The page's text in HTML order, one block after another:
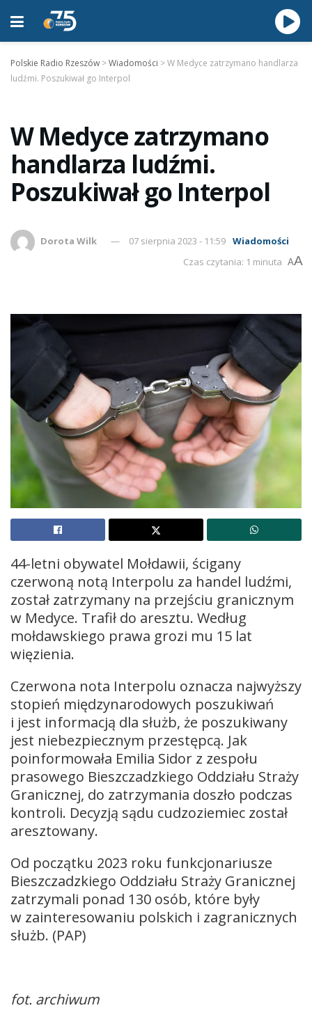
Polskie Radio Rzeszów >Wiadomości >W Medyce zatrzymano handlarza
ludźmi. Poszukiwał go Interpol
W Medyce zatrzymano
handlarza ludźmi.
Poszukiwał go Interpol
Dorota Wilk 07 sierpnia 2023 - 11:59 Wiadomości
Czas czytania: 1 minuta AA
44-letni obywatel Mołdawii, ścigany
czerwoną notą Interpolu za handel ludźmi,
został zatrzymany na przejściu granicznym
w Medyce. Trafił do aresztu. Według
mołdawskiego prawa grozi mu 15 lat
więzienia.
Czerwona nota Interpolu oznacza najwyższy
stopień międzynarodowych poszukiwań
i jest informacją dla służb, że poszukiwany
jest niebezpiecznym przestępcą. Jak
poinformowała Emilia Sidor z zespołu
prasowego Bieszczadzkiego Oddziału Straży
Granicznej, do zatrzymania doszło podczas
kontroli. Decyzją sądu cudzoziemiec został
aresztowany.
Od początku 2023 roku funkcjonariusze
Bieszczadzkiego Oddziału Straży Granicznej
zatrzymali ponad 130 osób, które były
w zainteresowaniu polskich i zagranicznych
służb. (PAP)
fot. archiwum